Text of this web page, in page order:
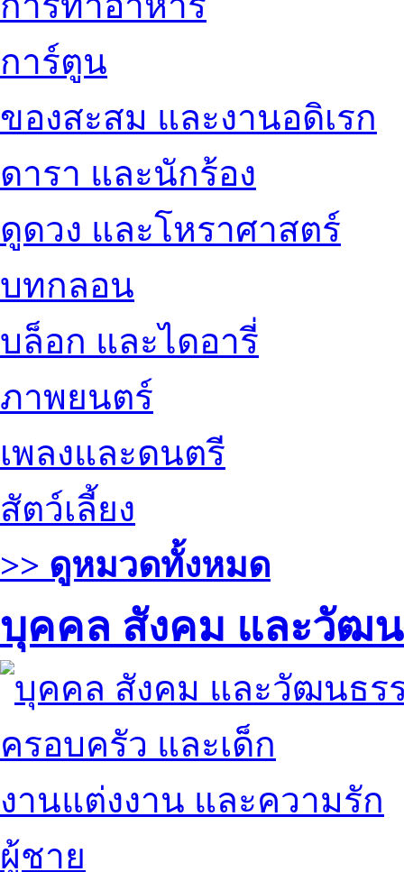
การ์ตูน
ของสะสม และงานอดิเรก
ดารา และนักร้อง
ดูดวง และโหราศาสตร์
บทกลอน
บล็อก และไดอารี่
ภาพยนตร์
เพลงและดนตรี
สัตว์เลี้ยง
>> ดูหมวดทั้งหมด
บุคคล สังคม และวัฒ
ครอบครัว และเด็ก
งานแต่งงาน และความรัก
ผู้ชาย